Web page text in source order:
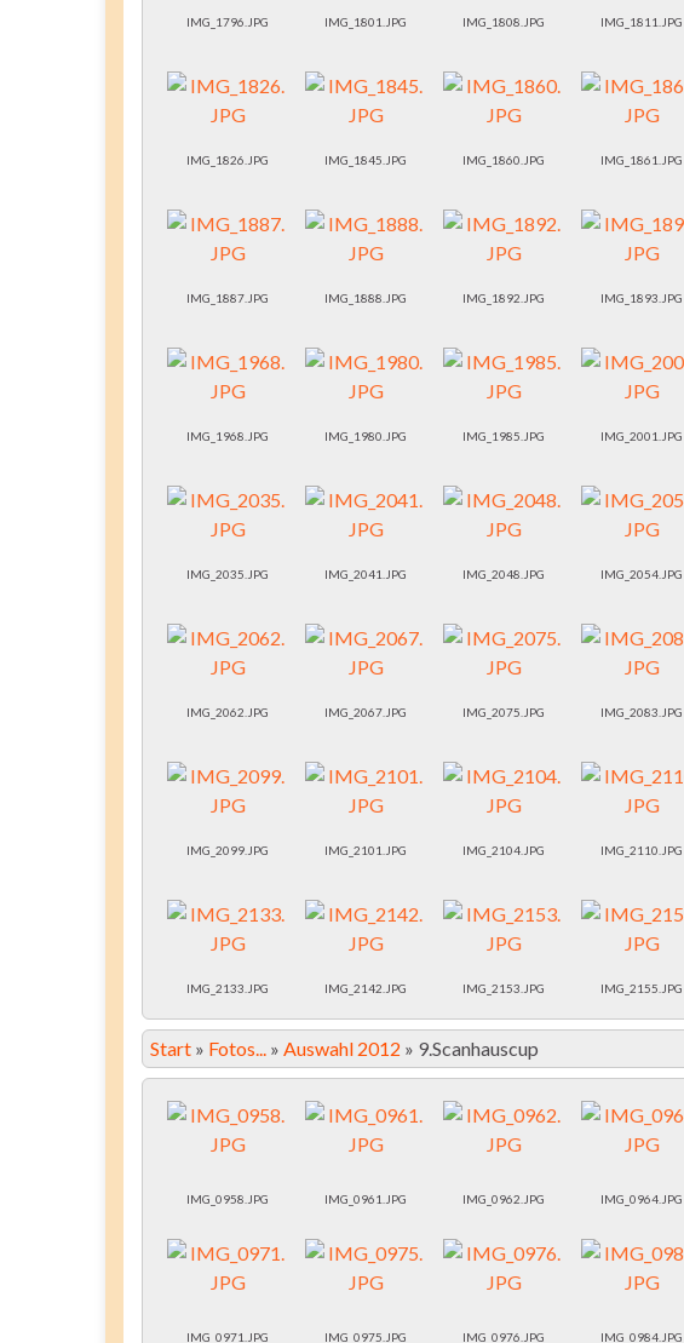
IMG_1796.JPG IMG_1801.JPG IMG_1808.JPG IMG_1811.JPG
IMG_1826.JPG IMG_1845.JPG IMG_1860.JPG IMG_1861.JPG
IMG_1887.JPG IMG_1888.JPG IMG_1892.JPG IMG_1893.JPG
IMG_1968.JPG IMG_1980.JPG IMG_1985.JPG IMG_2001.JPG
IMG_2035.JPG IMG_2041.JPG IMG_2048.JPG IMG_2054.JPG
IMG_2062.JPG IMG_2067.JPG IMG_2075.JPG IMG_2083.JPG
IMG_2099.JPG IMG_2101.JPG IMG_2104.JPG IMG_2110.JPG
IMG_2133.JPG IMG_2142.JPG IMG_2153.JPG IMG_2155.JPG
Start » Fotos... » Auswahl 2012 » 9.Scanhauscup
IMG_0958.JPG IMG_0961.JPG IMG_0962.JPG IMG_0964.JPG
IMG_0971.JPG IMG_0975.JPG IMG_0976.JPG IMG_0984.JPG